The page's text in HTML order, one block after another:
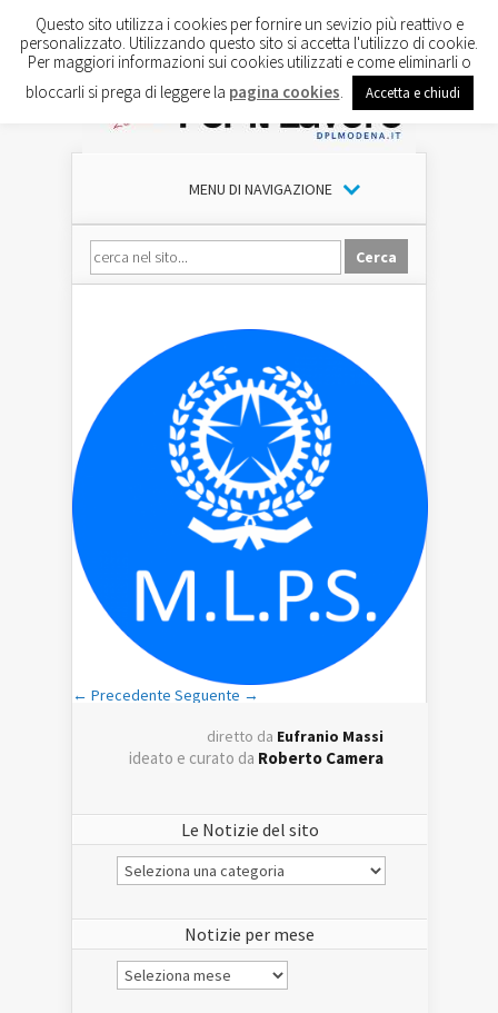
MENU DI NAVIGAZIONE
← Precedente Seguente →
diretto da Eufranio Massi
ideato e curato da Roberto Camera
Le Notizie del sito
Le
Notizie
Notizie per mese
Notizie
per
Questo sito utilizza i cookies per fornire un sevizio più reattivo e
personalizzato. Utilizzando questo sito si accetta l'utilizzo di cookie.
Per maggiori informazioni sui cookies utilizzati e come eliminarli o
bloccarli si prega di leggere la pagina cookies Accetta e chiudi